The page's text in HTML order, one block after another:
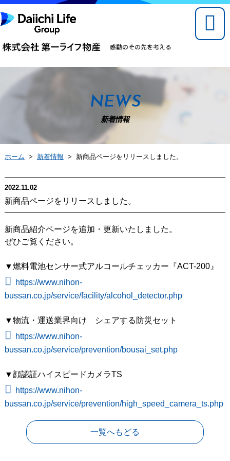
NEWS
新着情報
ホーム > 新着情報 > 新商品ページをリリースしました。
2022.11.02
新商品ページをリリースしました。
新商品紹介ページを追加・更新いたしました。
ぜひご覧ください。
▼燃料電池センサー式アルコールチェッカー『ACT-200』
https://www.nihon-
bussan.co.jp/service/facility/alcohol_detector.php
▼物流・運送業界向け シェアする防災セット
https://www.nihon-
bussan.co.jp/service/prevention/bousai_set.php
▼顔認証ハイスピードカメラTS
https://www.nihon-
bussan.co.jp/service/prevention/high_speed_camera_ts.php
一覧へもどる